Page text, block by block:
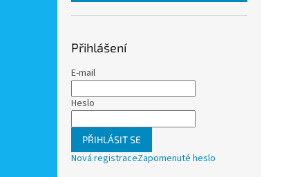
Přihlášení
E-mail
Heslo
PŘIHLÁSIT SE
Nová registraceZapomenuté heslo